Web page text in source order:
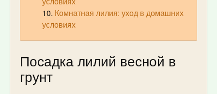
Комнатная лилия: уход в домашних
условиях
Посадка лилий весной в
грунт